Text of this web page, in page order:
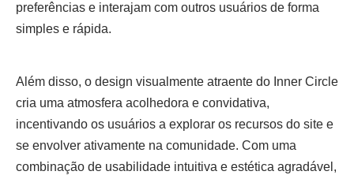
preferências e interajam com outros usuários de forma
simples e rápida.
Além disso, o design visualmente atraente do Inner Circle
cria uma atmosfera acolhedora e convidativa,
incentivando os usuários a explorar os recursos do site e
se envolver ativamente na comunidade. Com uma
combinação de usabilidade intuitiva e estética agradável,